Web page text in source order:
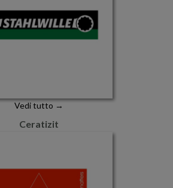
Vedi tutto →
Ceratizit